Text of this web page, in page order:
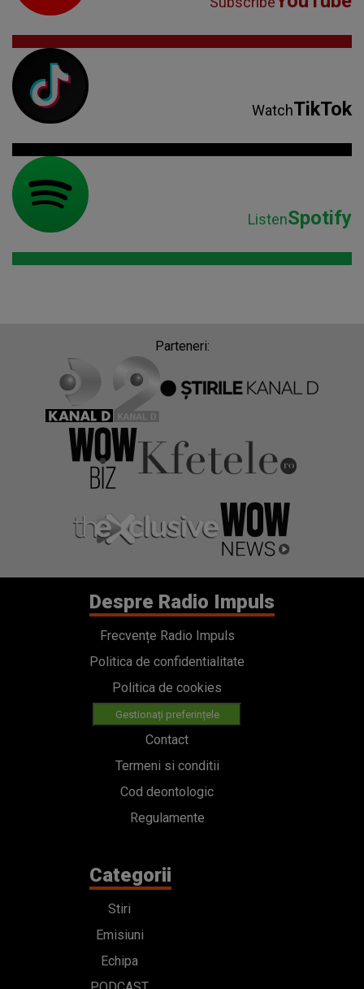
WatchTikTok
ListenSpotify
Parteneri:
Despre Radio Impuls
Frecvențe Radio Impuls
Politica de confidentialitate
Politica de cookies
Gestionați preferințele
Contact
Termeni si conditii
Cod deontologic
Regulamente
Categorii
Stiri
Emisiuni
Echipa